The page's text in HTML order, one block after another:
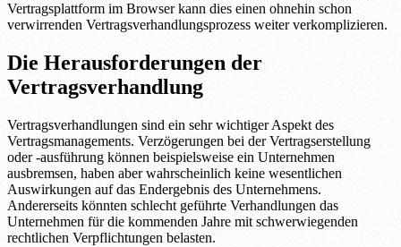
Vertragsplattform im Browser kann dies einen ohnehin schon
verwirrenden Vertragsverhandlungsprozess weiter verkomplizieren.
Die Herausforderungen der
Vertragsverhandlung
Vertragsverhandlungen sind ein sehr wichtiger Aspekt des
Vertragsmanagements. Verzögerungen bei der Vertragserstellung
oder -ausführung können beispielsweise ein Unternehmen
ausbremsen, haben aber wahrscheinlich keine wesentlichen
Auswirkungen auf das Endergebnis des Unternehmens.
Andererseits könnten schlecht geführte Verhandlungen das
Unternehmen für die kommenden Jahre mit schwerwiegenden
rechtlichen Verpflichtungen belasten.